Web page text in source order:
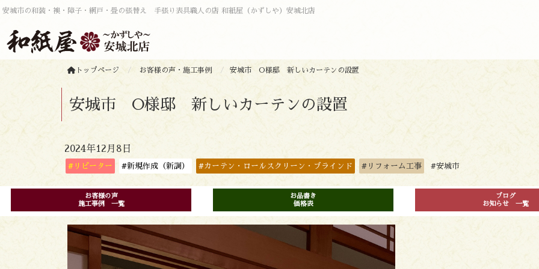
安城市の和装・襖・障子・網戸・畳の張替え 手張り表具職人の店 和紙屋（かずしや）安城北店
トップページ お客様の声・施工事例 安城市 O様邸 新しいカーテンの設置
安城市 O様邸 新しいカーテンの設置
2024年12月8日
#リピーター #新規作成（新調） #カーテン・ロールスクリーン・ブラインド #リフォーム工事 #安城市
お客様の声
施工事例 一覧
お品書き
価格表
ブログ
お知らせ 一覧